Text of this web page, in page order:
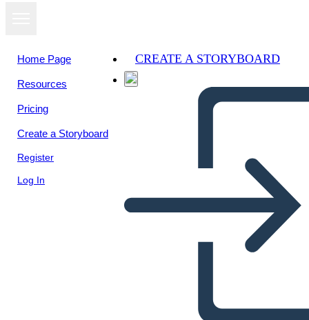
Home Page
Resources
Pricing
Create a Storyboard
Register
Log In
CREATE A STORYBOARD